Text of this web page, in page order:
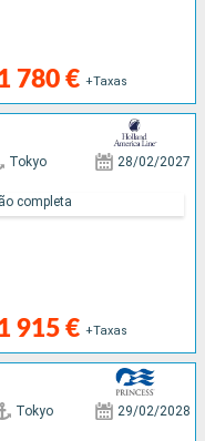
780 € +Taxas
Tokyo 28/02/2027
915 € +Taxas
completa
Tokyo 29/02/2028